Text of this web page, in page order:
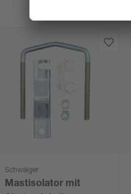
Schwaiger
Mastisolator mit